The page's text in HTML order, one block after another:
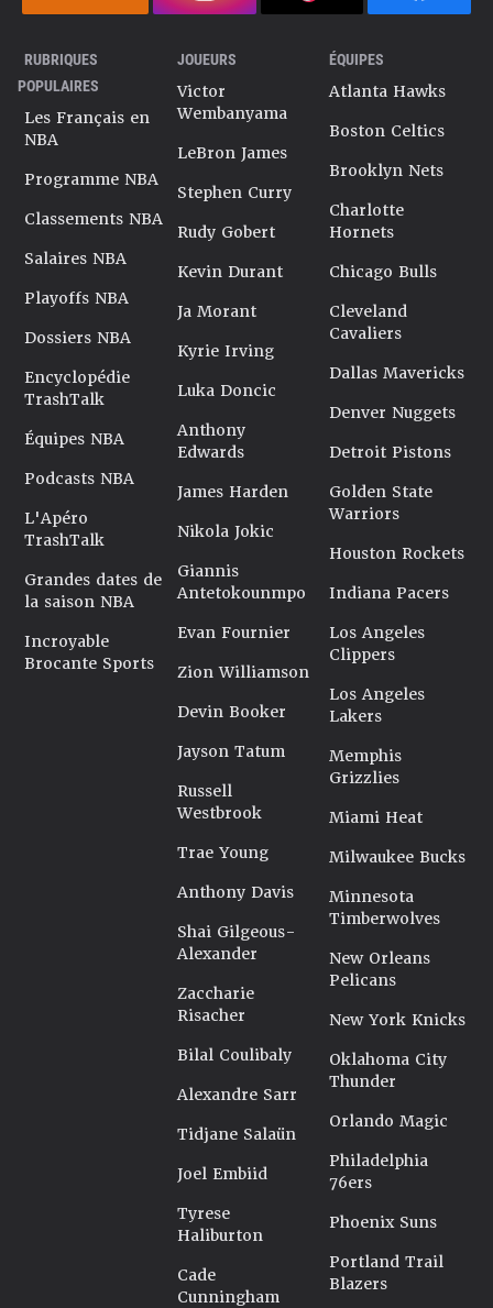
RUBRIQUES
POPULAIRES
Les Français en
NBA
Programme NBA
Classements NBA
Salaires NBA
Playoffs NBA
Dossiers NBA
Encyclopédie
TrashTalk
Équipes NBA
Podcasts NBA
L'Apéro
TrashTalk
Grandes dates de
la saison NBA
Incroyable
Brocante Sports
JOUEURS
Victor
Wembanyama
LeBron James
Stephen Curry
Rudy Gobert
Kevin Durant
Ja Morant
Kyrie Irving
Luka Doncic
Anthony
Edwards
James Harden
Nikola Jokic
Giannis
Antetokounmpo
Evan Fournier
Zion Williamson
Devin Booker
Jayson Tatum
Russell
Westbrook
Trae Young
Anthony Davis
Shai Gilgeous-
Alexander
Zaccharie
Risacher
Bilal Coulibaly
Alexandre Sarr
Tidjane Salaün
Joel Embiid
Tyrese
Haliburton
Cade
Cunningham
ÉQUIPES
Atlanta Hawks
Boston Celtics
Brooklyn Nets
Charlotte
Hornets
Chicago Bulls
Cleveland
Cavaliers
Dallas Mavericks
Denver Nuggets
Detroit Pistons
Golden State
Warriors
Houston Rockets
Indiana Pacers
Los Angeles
Clippers
Los Angeles
Lakers
Memphis
Grizzlies
Miami Heat
Milwaukee Bucks
Minnesota
Timberwolves
New Orleans
Pelicans
New York Knicks
Oklahoma City
Thunder
Orlando Magic
Philadelphia
76ers
Phoenix Suns
Portland Trail
Blazers